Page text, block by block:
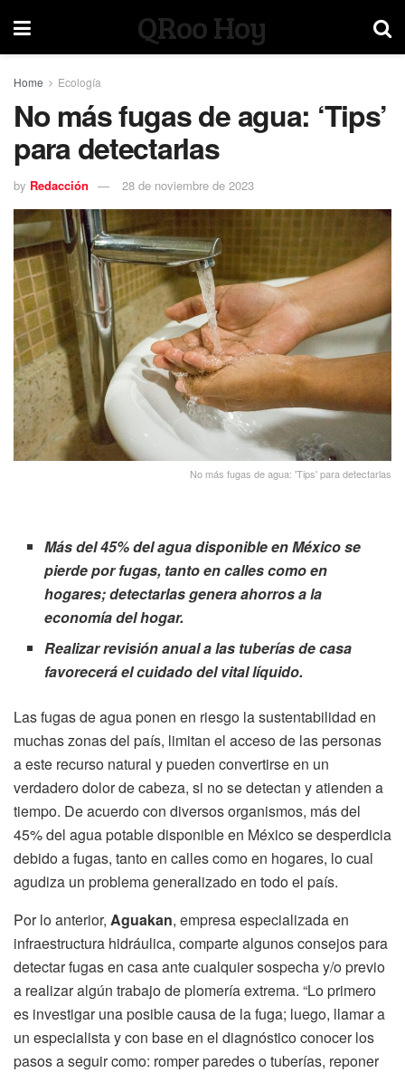
QRoo Hoy
Home Ecología
No más fugas de agua: ‘Tips’
para detectarlas
by Redacción 28 de noviembre de 2023
No más fugas de agua: 'Tips' para detectarlas
Más del 45% del agua disponible en México se
pierde por fugas, tanto en calles como en
hogares; detectarlas genera ahorros a la
economía del hogar.
Realizar revisión anual a las tuberías de casa
favorecerá el cuidado del vital líquido.
Las fugas de agua ponen en riesgo la sustentabilidad en
muchas zonas del país, limitan el acceso de las personas
a este recurso natural y pueden convertirse en un
verdadero dolor de cabeza, si no se detectan y atienden a
tiempo. De acuerdo con diversos organismos, más del
45% del agua potable disponible en México se desperdicia
debido a fugas, tanto en calles como en hogares, lo cual
agudiza un problema generalizado en todo el país.
Por lo anterior, Aguakan, empresa especializada en
infraestructura hidráulica, comparte algunos consejos para
detectar fugas en casa ante cualquier sospecha y/o previo
a realizar algún trabajo de plomería extrema. “Lo primero
es investigar una posible causa de la fuga; luego, llamar a
un especialista y con base en el diagnóstico conocer los
pasos a seguir como: romper paredes o tuberías, reponer